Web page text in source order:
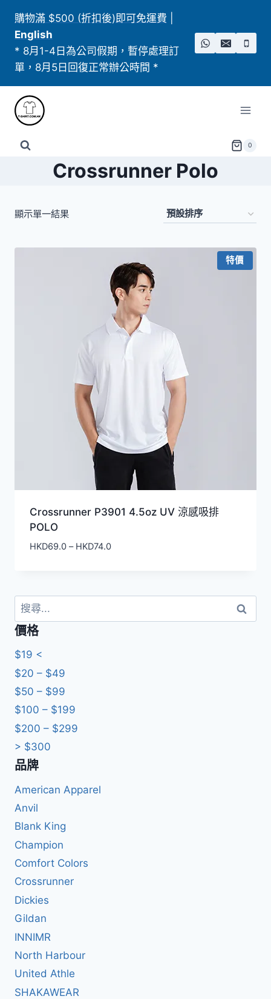
content
購物滿 $500 (折扣後)即可免運費
English
* 8月1-4日為公司假期，暫停處理訂
單，8月5日回復正常辦公時間 *
0
Crossrunner Polo
顯示單一結果
特價
Crossrunner P3901 4.5oz UV 涼感吸排
POLO
HKD69.0 – HKD74.0價
搜
尋
關
鍵
字:
價格
$19 <
$20 – $49
$50 – $99
$100 – $199
$200 – $299
> $300
品牌
American Apparel
Anvil
Blank King
Champion
Comfort Colors
Crossrunner
Dickies
Gildan
INNIMR
North Harbour
United Athle
SHAKAWEAR